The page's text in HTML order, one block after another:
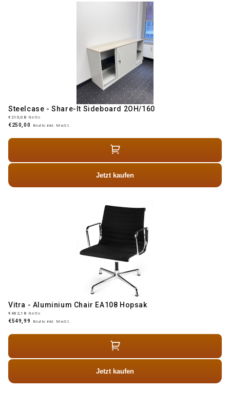
Steelcase - Share-It Sideboard 2OH/160
€210,08 Netto
€250,00 Brutto inkl. MwSt.
Jetzt kaufen
Vitra - Aluminium Chair EA108 Hopsak
€462,18 Netto
€549,99 Brutto inkl. MwSt.
Jetzt kaufen